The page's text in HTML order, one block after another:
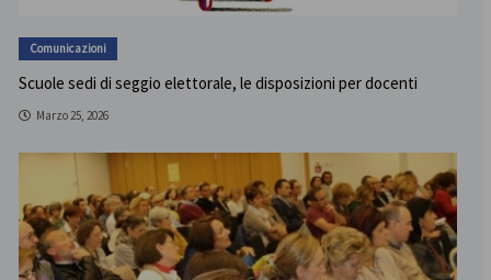
Comunicazioni
Scuole sedi di seggio elettorale, le disposizioni per docenti
Marzo 25, 2026